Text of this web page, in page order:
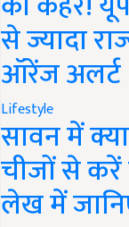
से ज्यादा
ऑरेंज अलर्ट
Lifestyle
सावन में
चीजों से
लेख में